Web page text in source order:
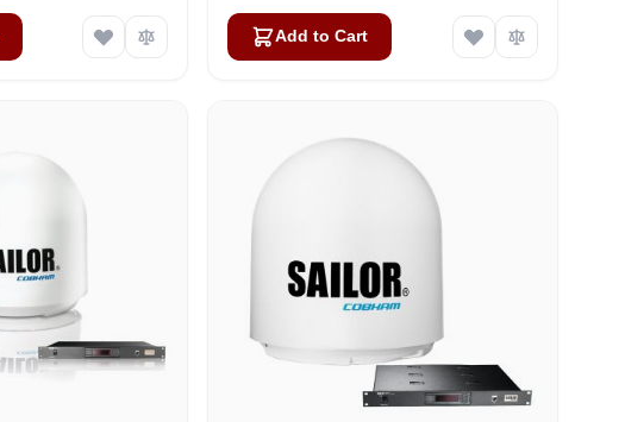
Add to Cart